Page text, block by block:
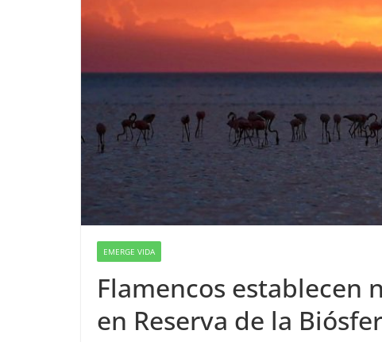
EMERGE VIDA
Flamencos establecen
en Reserva de la